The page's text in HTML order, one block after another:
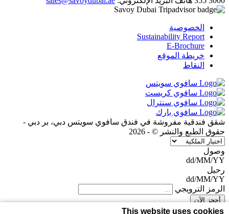
This website uses cookies
الخصوصية
Sustainability Report
E-Brochure
خريطة الموقع
النقاط
شقق فندقية مفروشة في فندق سافوي سويتس دبي، بر دبي -
حقوق الطبع والنشر © - 2026
وصول
dd/MM/YY
رحيل
dd/MM/YY
الرمز الترويجي